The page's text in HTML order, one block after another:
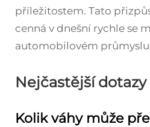
příležitostem. Tato
cenná v dnešní rychle se
automobilovém
Nejčastější dotazy
Kolik váhy může